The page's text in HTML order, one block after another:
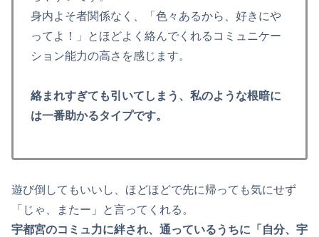
身内よそ者関係なく、「色々あるから、好きにや
ってよ！」とほどよく絡んでくれるコミュニケー
ション能力の高さを感じます。
絡まれすぎても引いてしまう、私のような根暗に
は一番助かるタイプです。
遊び倒してもいいし、ほどほどで先に帰っても気にせず
「じゃ、またー」と言ってくれる。
宇都宮のコミュ力に絆され、通っているうちに「自分、宇